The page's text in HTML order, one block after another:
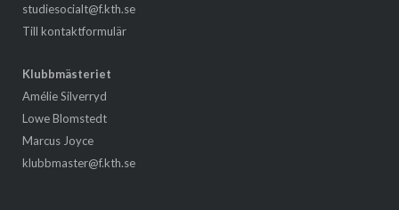
studiesocialt@f.kth.se
Till kontaktformulär
Klubbmästeriet
Amélie Silverryd
Lowe Blomstedt
Marcus Joyce
klubbmaster@f.kth.se